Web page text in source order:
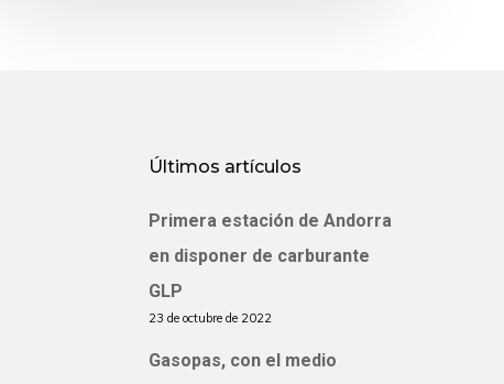
Últimos artículos
Primera estación de Andorra
en disponer de carburante
GLP
23 de octubre de 2022
Gasopas, con el medio